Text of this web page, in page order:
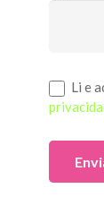
Li e